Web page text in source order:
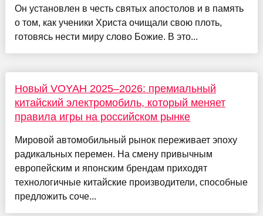
Он установлен в честь святых апостолов и в память
о том, как ученики Христа очищали свою плоть,
готовясь нести миру слово Божие. В это...
Новый VOYAH 2025–2026: премиальный
китайский электромобиль, который меняет
правила игры на российском рынке
Мировой автомобильный рынок переживает эпоху
радикальных перемен. На смену привычным
европейским и японским брендам приходят
технологичные китайские производители, способные
предложить соче...